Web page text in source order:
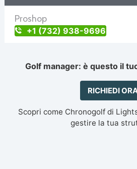
Proshop
+1 (732) 938-9696
Golf manager: è questo il
RICHIEDI
Scopri come Chronogolf di
gestire la tua